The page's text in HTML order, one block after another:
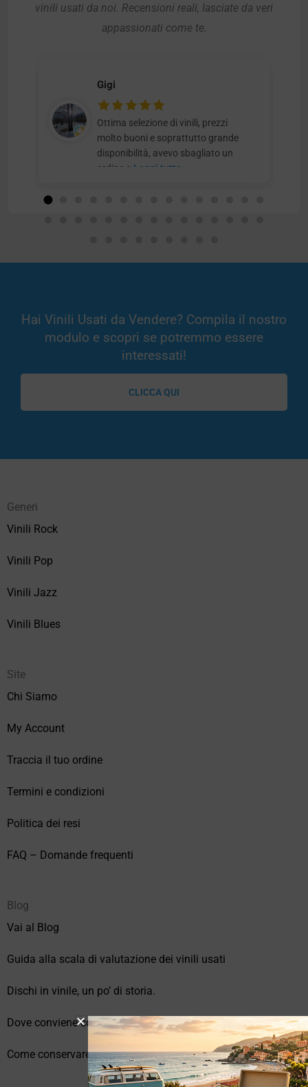
vinili usati da noi. Recensioni reali, lasciate da veri
appassionati come te.
Gigi
Ottima selezione di vinili, prezzi
molto buoni e soprattutto grande
disponibilità, avevo sbagliato un
ordine e Leggi tutto
Hai Vinili Usati da Vendere? Compila il nostro
modulo e scopri se potremmo essere
interessati!
CLICCA QUI
Generi
Vinili Rock
Vinili Pop
Vinili Jazz
Vinili Blues
Site
Chi Siamo
My Account
Traccia il tuo ordine
Termini e condizioni
Politica dei resi
FAQ – Domande frequenti
Blog
Vai al Blog
Guida alla scala di valutazione dei vinili usati
Dischi in vinile, un po’ di storia.
Dove conviene comprare vinili online?
Come conservare correttamente i vinili usati